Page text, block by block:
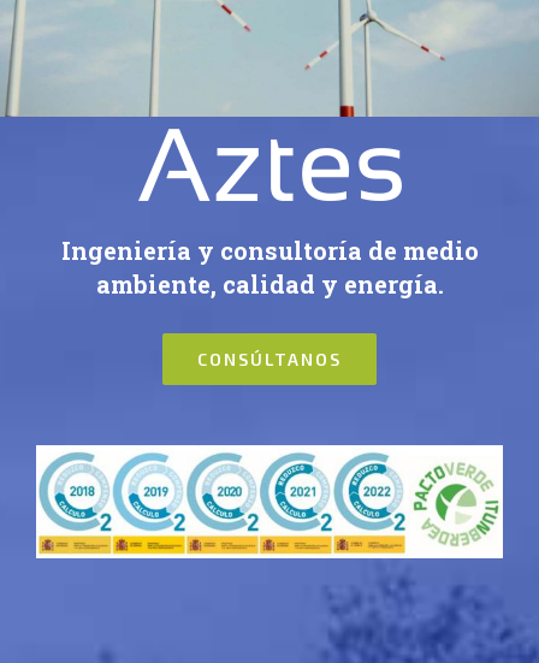
Ingeniería y consultoría de medio
ambiente, calidad y energía.
CONSÚLTANOS